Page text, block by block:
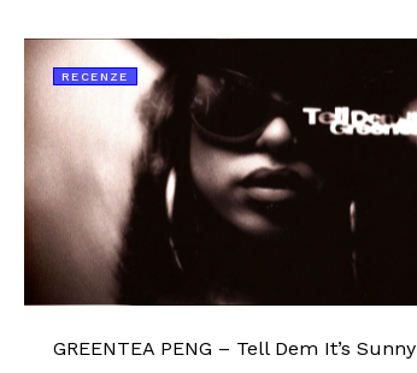
RECENZE
GREENTEA PENG – Tell Dem It’s Sunny